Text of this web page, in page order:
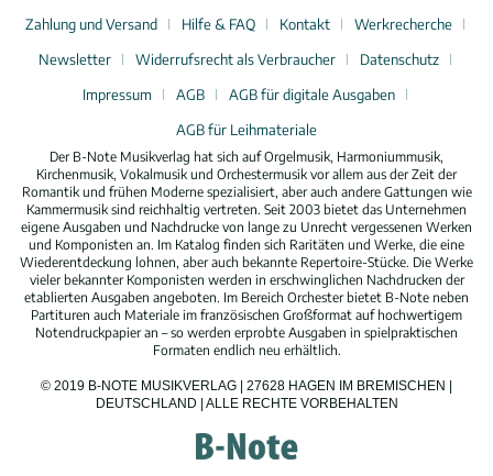
Zahlung und Versand
Hilfe & FAQ Kontakt
Werkrecherche
Newsletter
Widerrufsrecht als Verbraucher
Datenschutz
Impressum
AGB
AGB für digitale Ausgaben
AGB für Leihmateriale
Der B-Note Musikverlag hat sich auf Orgelmusik, Harmoniummusik,
Kirchenmusik, Vokalmusik und Orchestermusik vor allem aus der Zeit der
Romantik und frühen Moderne spezialisiert, aber auch andere Gattungen wie
Kammermusik sind reichhaltig vertreten. Seit 2003 bietet das Unternehmen
eigene Ausgaben und Nachdrucke von lange zu Unrecht vergessenen Werken
und Komponisten an. Im Katalog finden sich Raritäten und Werke, die eine
Wiederentdeckung lohnen, aber auch bekannte Repertoire-Stücke. Die Werke
vieler bekannter Komponisten werden in erschwinglichen Nachdrucken der
etablierten Ausgaben angeboten. Im Bereich Orchester bietet B-Note neben
Partituren auch Materiale im französischen Großformat auf hochwertigem
Notendruckpapier an – so werden erprobte Ausgaben in spielpraktischen
Formaten endlich neu erhältlich.
© 2019 B-NOTE MUSIKVERLAG | 27628 HAGEN IM BREMISCHEN |
DEUTSCHLAND | ALLE RECHTE VORBEHALTEN